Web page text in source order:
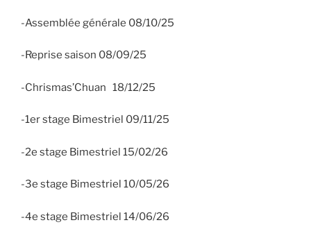
-Assemblée générale 08/10/25
-Reprise saison 08/09/25
-Chrismas’Chuan 18/12/25
-1er stage Bimestriel 09/11/25
-2e stage Bimestriel 15/02/26
-3e stage Bimestriel 10/05/26
-4e stage Bimestriel 14/06/26